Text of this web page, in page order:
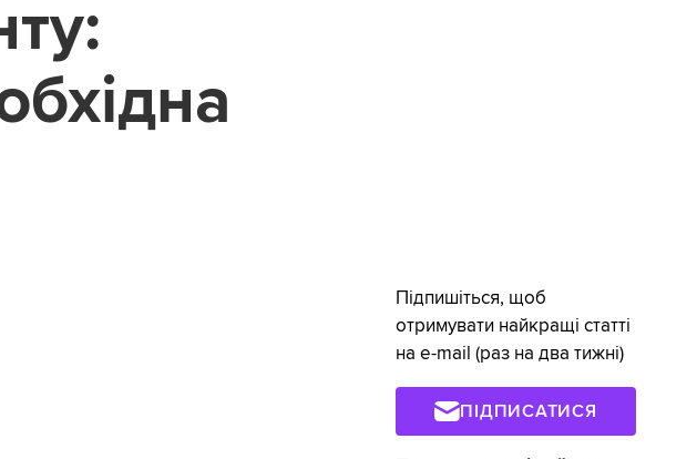
Підпишіться, щоб
отримувати найкращі статті
на e-mail (раз на два тижні)
ПІДПИСАТИСЯ